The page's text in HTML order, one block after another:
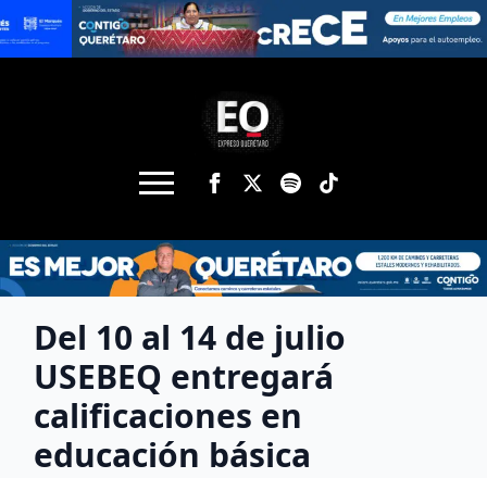
Del 10 al 14 de julio
USEBEQ entregará
calificaciones en
educación básica